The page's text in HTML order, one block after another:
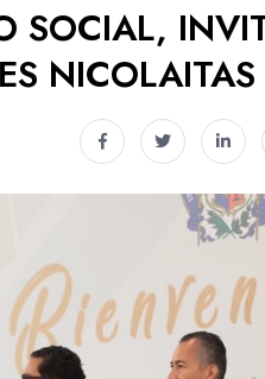
SOCIAL,
NICOLAITAS